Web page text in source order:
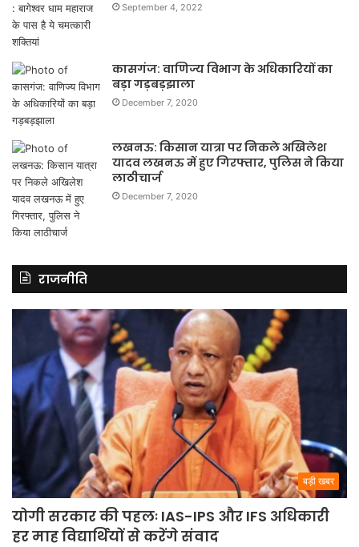
September 4, 2022
कासगंज: वाणिज्य विभाग के अधिकारियों का
बड़ा गड़बड़झाला
December 7, 2020
लखनऊ: किसान यात्रा पर निकले अखिलेश
यादव लखनऊ में हुए गिरफ्तार, पुलिस ने किया
लाठीचार्ज
December 7, 2020
राजनीति
बड़ी खबर
योगी सरकार की पहलः IAS-IPS और IFS अधिकारी
हर माह विद्यार्थियों से करेंगे संवाद